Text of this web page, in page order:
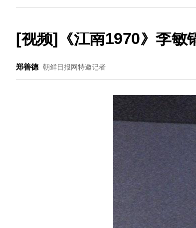
[视频]《江南1970》李敏
郑善德 朝鲜日报网特邀记者